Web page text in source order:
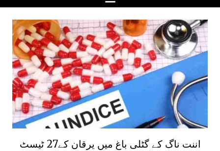
اننت ناگ کے گٹلی باغ میں یرقان کے27 ٹیسٹ